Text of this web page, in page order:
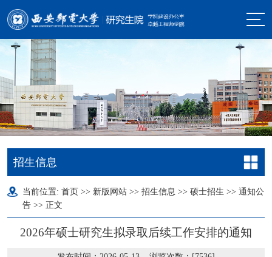
招生信息
当前位置: 首页 >> 新版网站 >> 招生信息 >> 硕士招生 >> 通知公
告 >> 正文
2026年硕士研究生拟录取后续工作安排的通知